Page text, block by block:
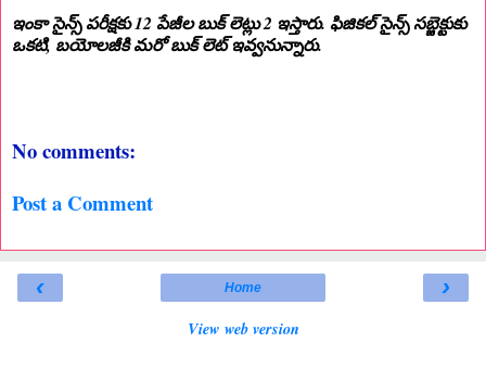
ఇంకా సైన్స్ పరీక్షకు 12 పేజీల బుక్ లెట్లు 2 ఇస్తారు. ఫిజికల్ సైన్స్ సబ్జెక్టుకు
ఒకటి, బయోలజీకి మరో బుక్ లెట్ ఇవ్వనున్నారు.
No comments:
Post a Comment
‹ ›
Home
View web version